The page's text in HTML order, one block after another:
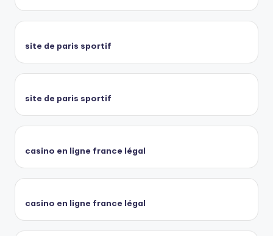
site de paris sportif
site de paris sportif
casino en ligne france légal
casino en ligne france légal